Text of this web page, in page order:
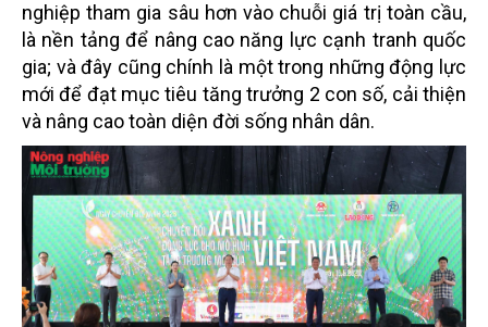
nghiệp tham gia sâu hơn vào chuỗi giá trị toàn cầu,
là nền tảng để nâng cao năng lực cạnh tranh quốc
gia; và đây cũng chính là một trong những động lực
mới để đạt mục tiêu tăng trưởng 2 con số, cải thiện
và nâng cao toàn diện đời sống nhân dân.